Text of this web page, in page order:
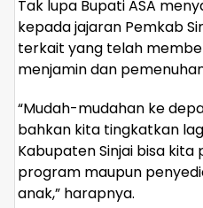
Tak lupa Bupati ASA
kepada jajaran Pemkab
terkait yang telah
menjamin dan
“Mudah-mudahan ke
bahkan kita tingkatkan
Kabupaten Sinjai bisa kita
program maupun
anak,” harapnya.